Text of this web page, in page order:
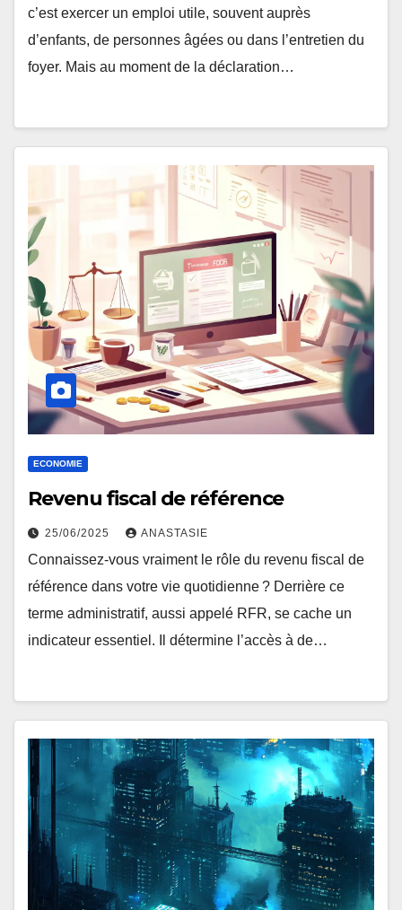
c’est exercer un emploi utile, souvent auprès
d’enfants, de personnes âgées ou dans l’entretien du
foyer. Mais au moment de la déclaration…
ECONOMIE
Revenu fiscal de référence
25/06/2025 ANASTASIE
Connaissez-vous vraiment le rôle du revenu fiscal de
référence dans votre vie quotidienne ? Derrière ce
terme administratif, aussi appelé RFR, se cache un
indicateur essentiel. Il détermine l’accès à de…